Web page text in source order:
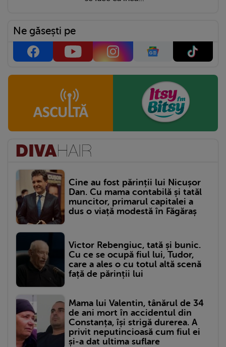
Ne găsești pe
Cine au fost părinții lui Nicușor
Dan. Cu mama contabilă și tatăl
muncitor, primarul capitalei a
dus o viață modestă în Făgăraș
Victor Rebengiuc, tată și bunic.
Cu ce se ocupă fiul lui, Tudor,
care a ales o cu totul altă scenă
față de părinții lui
Mama lui Valentin, tânărul de 34
de ani mort în accidentul din
Constanța, își strigă durerea. A
privit neputincioasă cum fiul ei
și-a dat ultima suflare